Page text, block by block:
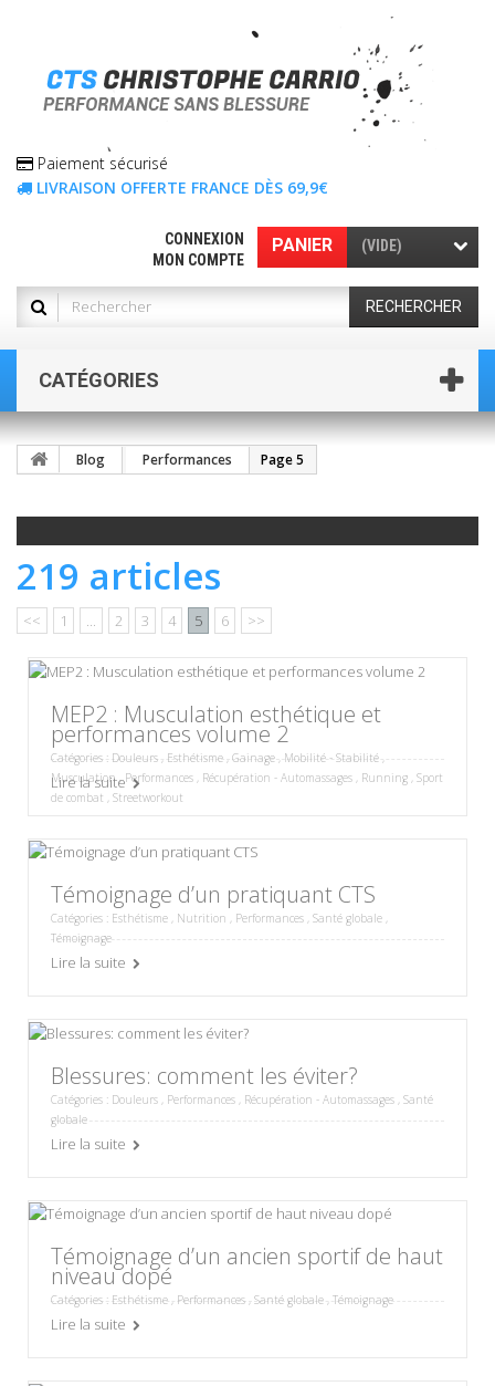
Paiement sécurisé
LIVRAISON OFFERTE FRANCE DÈS 69,9€
PANIER (VIDE)
CONNEXION
MON COMPTE
RECHERCHER
CATÉGORIES
Blog Performances Page 5
219 articles
<< 1 ... 2 3 4 5 6 >>
MEP2 : Musculation esthétique et
performances volume 2
Catégories : Douleurs , Esthétisme,Gainage,Mobilité - Stabilité,
Musculation,Performances Récupération - Automassages Running Sport
de combat
Streetworkout
Lire la suite
Témoignage d’un pratiquant CTS
Catégories : Esthétisme Nutrition Performances Santé globale
Témoignage
Lire la suite
Blessures: comment les éviter?
Catégories : Douleurs Performances Récupération - Automassages Santé
globale
Lire la suite
Témoignage d’un ancien sportif de haut
niveau dopé
Catégories : Esthétisme, Performances,Santé globale,Témoignage
Lire la suite